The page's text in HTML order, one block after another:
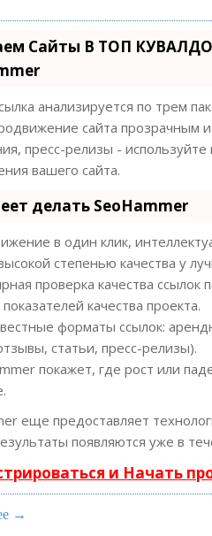
Сайты В ТОП
анализируется по трем
сайта прозрачным
пресс-релизы -
вашего сайта.
делать SeoHammer
в один клик,
степенью качества у
проверка качества
качества проекта.
форматы ссылок:
статьи, пресс-релизы).
покажет, где рост или
еще предоставляет
появляются уже в
и Начать
→